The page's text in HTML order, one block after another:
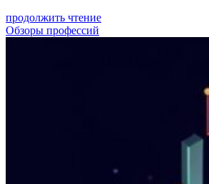
продолжить чтение
Обзоры профессий